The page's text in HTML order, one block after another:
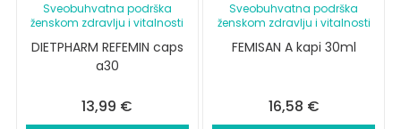
Sveobuhvatna podrška
ženskom zdravlju i vitalnosti
DIETPHARM REFEMIN caps
a30
13,99 €
Sveobuhvatna podrška
ženskom zdravlju i vitalnosti
FEMISAN A kapi 30ml
16,58 €